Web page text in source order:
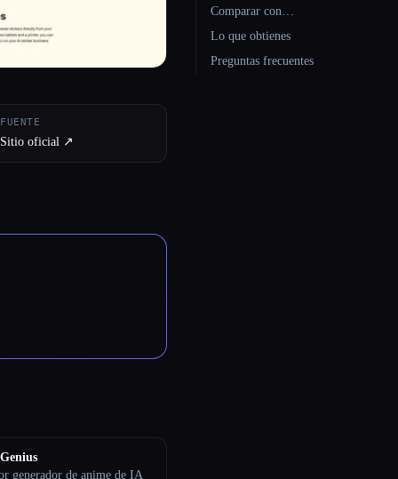
FUENTE
Sitio oficial ↗︎
generador de anime de IA
Comparar con…
Lo que obtienes
Preguntas frecuentes